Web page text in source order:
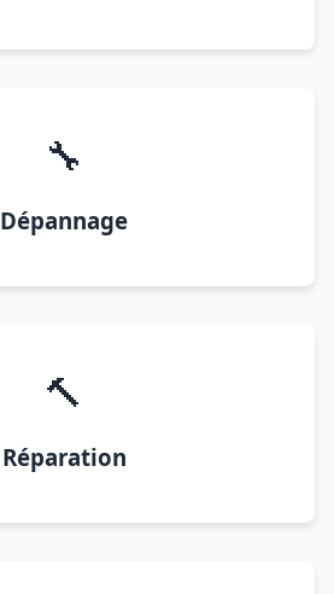
🔧
Dépannage
🔨
Réparation